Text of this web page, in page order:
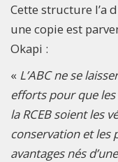
Cette structure l’a
une copie est
Okapi :
« L’ABC ne se
efforts pour que
la RCEB soient les
conservation et les
avantages nés